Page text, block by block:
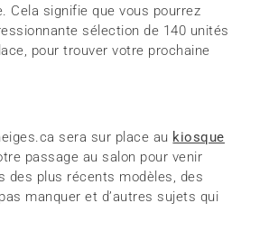
Cela signifie que vous pourrez
sélection de 140 unités
pour trouver votre prochaine
sera sur place au kiosque
passage au salon pour venir
des plus récents modèles, des
manquer et d’autres sujets qui